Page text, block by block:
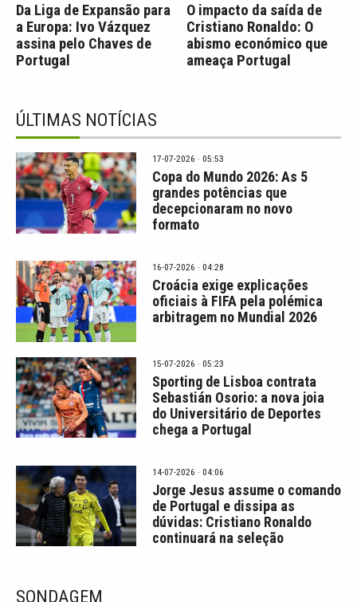
Da Liga de Expansão para
a Europa: Ivo Vázquez
assina pelo Chaves de
Portugal
O impacto da saída de
Cristiano Ronaldo: O
abismo económico que
ameaça Portugal
ÚLTIMAS NOTÍCIAS
17-07-2026 · 05:53
Copa do Mundo 2026: As 5
grandes potências que
decepcionaram no novo
formato
16-07-2026 · 04:28
Croácia exige explicações
oficiais à FIFA pela polémica
arbitragem no Mundial 2026
15-07-2026 · 05:23
Sporting de Lisboa contrata
Sebastián Osorio: a nova joia
do Universitário de Deportes
chega a Portugal
14-07-2026 · 04:06
Jorge Jesus assume o comando
de Portugal e dissipa as
dúvidas: Cristiano Ronaldo
continuará na seleção
SONDAGEM